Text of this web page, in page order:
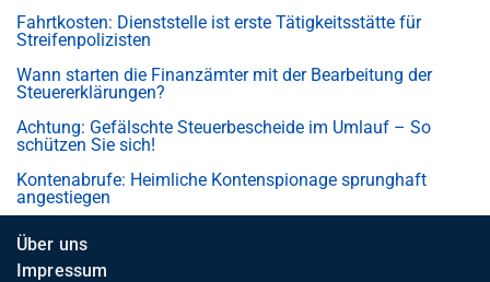
Fahrtkosten: Dienststelle ist erste Tätigkeitsstätte für
Streifenpolizisten
Wann starten die Finanzämter mit der Bearbeitung der
Steuererklärungen?
Achtung: Gefälschte Steuerbescheide im Umlauf – So
schützen Sie sich!
Kontenabrufe: Heimliche Kontenspionage sprunghaft
angestiegen
Über uns
Impressum